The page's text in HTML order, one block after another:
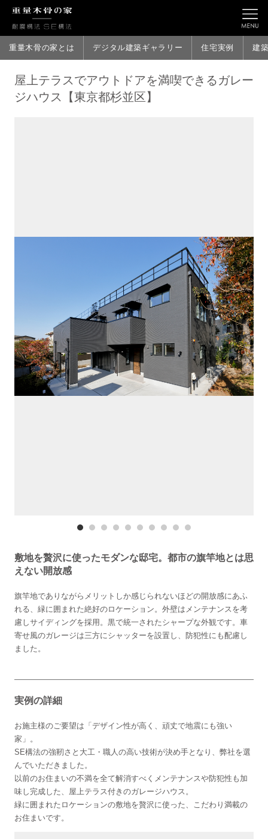
重量木骨の家とは デジタル建築ギャラリー 住宅実例 建
屋上テラスでアウトドアを満喫できるガレー
ジハウス【東京都杉並区】
敷地を贅沢に使ったモダンな邸宅。都市の旗竿地とは思
えない開放感
旗竿地でありながらメリットしか感じられないほどの開放感にあふ
れる、緑に囲まれた絶好のロケーション。外壁はメンテナンスを考
慮しサイディングを採用。黒で統一されたシャープな外観です。車
寄せ風のガレージは三方にシャッターを設置し、防犯性にも配慮し
ました。
実例の詳細
お施主様のご要望は「デザイン性が高く、頑丈で地震にも強い
家」。
SE構法の強靭さと大工・職人の高い技術が決め手となり、弊社を選
んでいただきました。
以前のお住まいの不満を全て解消すべくメンテナンスや防犯性も加
味し完成した、屋上テラス付きのガレージハウス。
緑に囲まれたロケーションの敷地を贅沢に使った、こだわり満載の
お住まいです。